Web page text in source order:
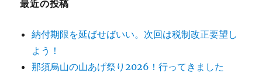
最近の投稿
納付期限を延ばせばいい。次回は税制改正要望し
よう！
那須烏山の山あげ祭り2026！行ってきました